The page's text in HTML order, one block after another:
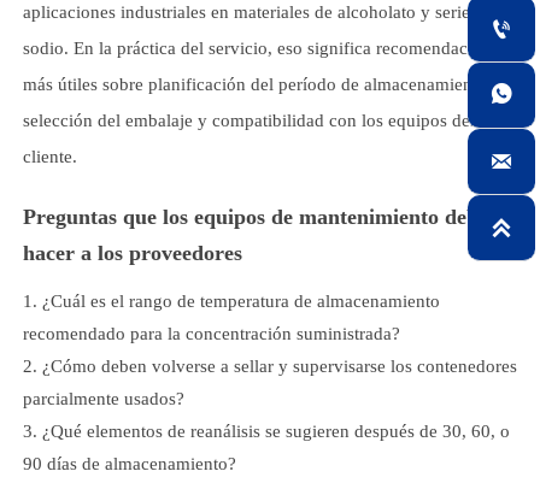
aplicaciones industriales en materiales de alcoholato y series de
sodio. En la práctica del servicio, eso significa recomendaciones
más útiles sobre planificación del período de almacenamiento,
selección del embalaje y compatibilidad con los equipos del
cliente.
Preguntas que los equipos de mantenimiento deben
hacer a los proveedores
¿Cuál es el rango de temperatura de almacenamiento
recomendado para la concentración suministrada?
¿Cómo deben volverse a sellar y supervisarse los contenedores
parcialmente usados?
¿Qué elementos de reanálisis se sugieren después de 30, 60, o
90 días de almacenamiento?



